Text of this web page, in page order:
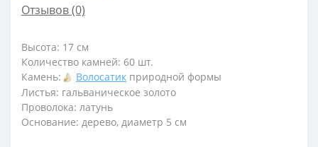
Отзывов (0)
Высота: 17 см
Количество камней: 60 шт.
Камень:
Волосатик природной формы
Листья: гальваническое золото
Проволока: латунь
Основание: дерево, диаметр 5 см